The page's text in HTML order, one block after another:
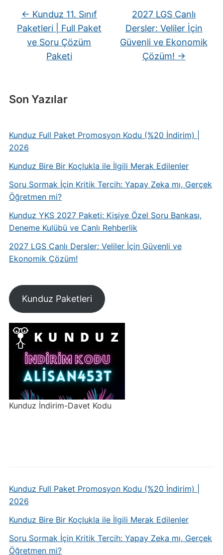
Son Yazılar
Kunduz Full Paket Promosyon Kodu (%20 İndirim) |
2026
Kunduz Bire Bir Koçlukla ile İlgili Merak Edilenler
Soru Sormak İçin Kritik Tercih: Yapay Zeka mı, Gerçek
Öğretmen mi?
Kunduz YKS 2027 Paketi: Kişiye Özel Soru Bankası,
Deneme Kulübü ve Canlı Rehberlik
2027 LGS Canlı Dersler: Veliler İçin Güvenli ve
Ekonomik Çözüm!
Kunduz Paketleri
Kunduz İndirim-Davet Kodu
← Kunduz 11. Sınıf
Paketleri | Full Paket
ve Soru Çözüm
Paketi
2027 LGS Canlı
Dersler: Veliler İçin
Güvenli ve Ekonomik
Çözüm! →
Kunduz Full Paket Promosyon Kodu (%20 İndirim) |
2026
Kunduz Bire Bir Koçlukla ile İlgili Merak Edilenler
Soru Sormak İçin Kritik Tercih: Yapay Zeka mı, Gerçek
Öğretmen mi?